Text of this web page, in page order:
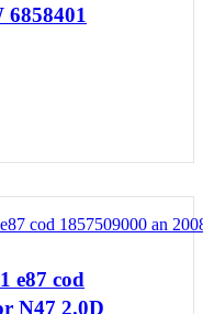
e87 cod
N47 2.0D